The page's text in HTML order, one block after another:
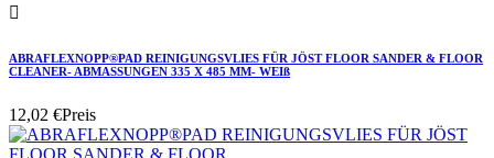

ABRAFLEXNOPP®PAD REINIGUNGSVLIES FÜR JÖST FLOOR SANDER & FLOOR
CLEANER- ABMASSUNGEN 335 X 485 MM- WEIß
12,02 €Preis